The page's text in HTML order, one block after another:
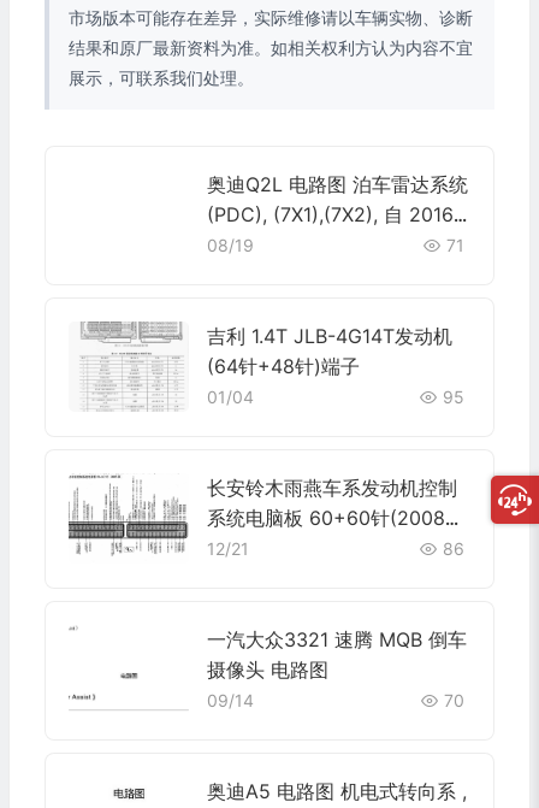
市场版本可能存在差异，实际维修请以车辆实物、诊断
结果和原厂最新资料为准。如相关权利方认为内容不宜
展示，可联系我们处理。
奥迪Q2L 电路图 泊车雷达系统
(PDC), (7X1),(7X2), 自 2016
年 6 月起 电路图
08/19 71
吉利 1.4T JLB-4G14T发动机
(64针+48针)端子
01/04 95
长安铃木雨燕车系发动机控制
系统电脑板 60+60针(2008
款)端子
12/21 86
一汽大众3321 速腾 MQB 倒车
摄像头 电路图
09/14 70
奥迪A5 电路图 机电式转向系 ,